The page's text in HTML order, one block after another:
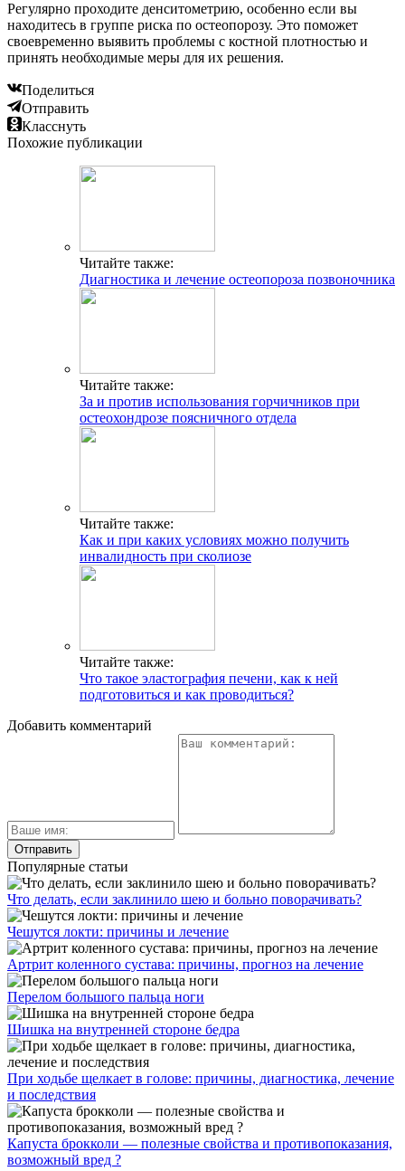
Регулярно проходите денситометрию, особенно если вы
находитесь в группе риска по остеопорозу. Это поможет
своевременно выявить проблемы с костной плотностью и
принять необходимые меры для их решения.
Поделиться
Отправить
Класснуть
Похожие публикации
Читайте также:
Диагностика и лечение остеопороза позвоночника
Читайте также:
За и против использования горчичников при
остеохондрозе поясничного отдела
Читайте также:
Как и при каких условиях можно получить
инвалидность при сколиозе
Читайте также:
Что такое эластография печени, как к ней
подготовиться и как проводиться?
Добавить комментарий
Популярные статьи
Что делать, если заклинило шею и больно поворачивать?
Чешутся локти: причины и лечение
Артрит коленного сустава: причины, прогноз на лечение
Перелом большого пальца ноги
Шишка на внутренней стороне бедра
При ходьбе щелкает в голове: причины, диагностика, лечение
и последствия
Капуста брокколи — полезные свойства и противопоказания,
возможный вред ?